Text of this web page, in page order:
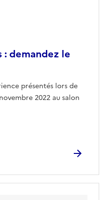
demandez le
présentés lors de
2022 au salon